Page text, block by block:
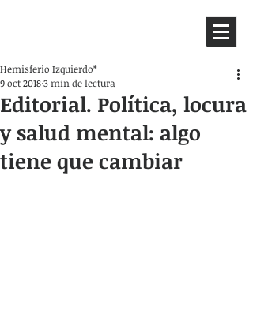
Editorial. Política, locura
y salud mental: algo
tiene que cambiar
Hemisferio Izquierdo*
9 oct 20183 min de lectura